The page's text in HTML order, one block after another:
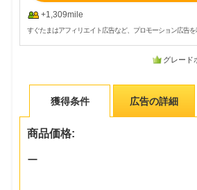
+1,309mile
すぐたまはアフィリエイト広告など、プロモーション広告
グレード
獲得条件 広告の詳細
商品価格:
ー